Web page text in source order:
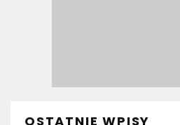
OSTATNIE WPISY